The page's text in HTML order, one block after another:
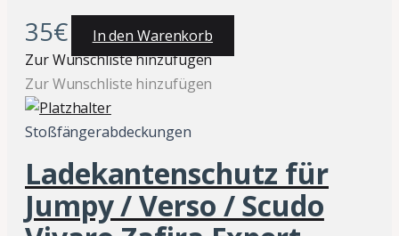
35€
In den Warenkorb
Zur Wunschliste hinzufügen
Zur Wunschliste hinzufügen
Stoßfängerabdeckungen
Ladekantenschutz für
Jumpy / Verso / Scudo